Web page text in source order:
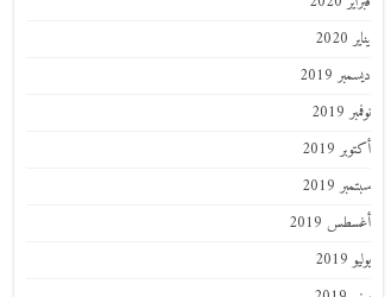
يناير 2020
ديسمبر 2019
نوفمبر 2019
أكتوبر 2019
سبتمبر 2019
أغسطس 2019
يوليو 2019